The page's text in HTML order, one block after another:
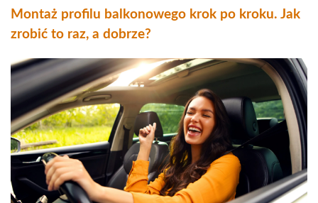
Montaż profilu balkonowego krok po kroku. Jak
zrobić to raz, a dobrze?